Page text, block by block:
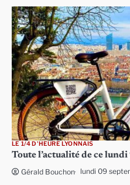
LE 1/4 D'HEURE LYONNAIS
Toute l’actualité de ce
Gérald Bouchon lundi 09